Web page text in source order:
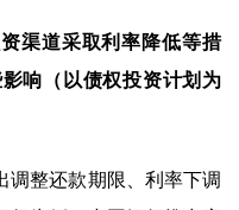
渠道采取利率降低等措
响（以债权投资计划为
调整还款期限、利率下调